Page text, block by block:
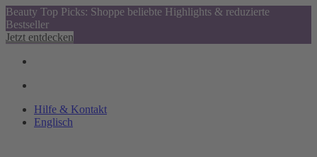
Beauty Top Picks: Shoppe beliebte Highlights & reduzierte
Bestseller
Jetzt entdecken
Hilfe & Kontakt
Englisch